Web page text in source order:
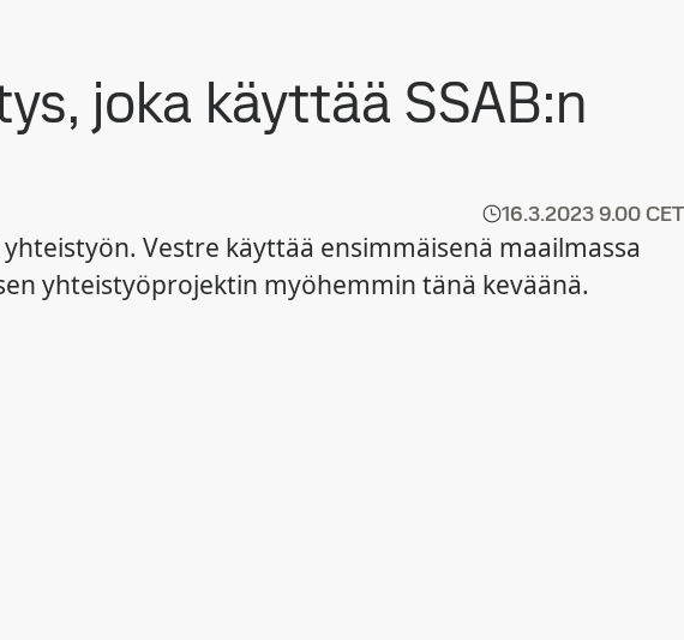
joka käyttää SSAB:n
16.3.20239.00 CET
Vestre käyttää ensimmäisenä maailmassa
yhteistyöprojektin myöhemmin tänä keväänä.